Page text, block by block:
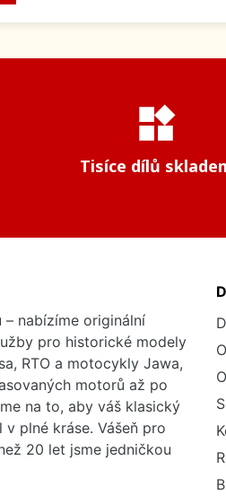
widgets
Tisíce dílů
nabízíme originální
pro historické modely
RTO a motocykly Jawa,
motorů až po
na to, aby váš klasický
plné kráse. Vášeň pro
20 let jsme jedničkou